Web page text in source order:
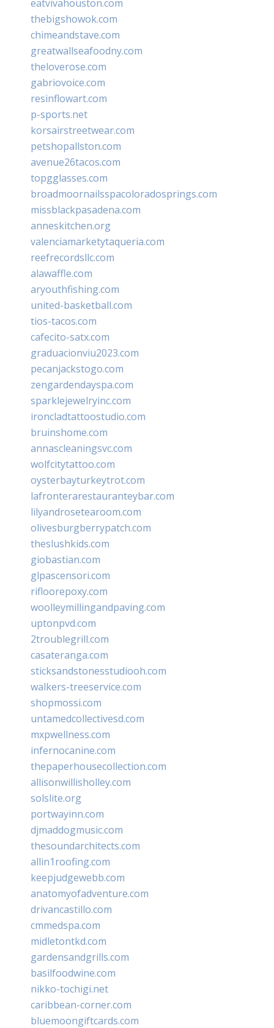
eatvivahouston.com
thebigshowok.com
chimeandstave.com
greatwallseafoodny.com
theloverose.com
gabriovoice.com
resinflowart.com
p-sports.net
korsairstreetwear.com
petshopallston.com
avenue26tacos.com
topgglasses.com
broadmoornailsspacoloradosprings.com
missblackpasadena.com
anneskitchen.org
valenciamarketytaqueria.com
reefrecordsllc.com
alawaffle.com
aryouthfishing.com
united-basketball.com
tios-tacos.com
cafecito-satx.com
graduacionviu2023.com
pecanjackstogo.com
zengardendayspa.com
sparklejewelryinc.com
ironcladtattoostudio.com
bruinshome.com
annascleaningsvc.com
wolfcitytattoo.com
oysterbayturkeytrot.com
lafronterarestauranteybar.com
lilyandrosetearoom.com
olivesburgberrypatch.com
theslushkids.com
giobastian.com
glpascensori.com
rifloorepoxy.com
woolleymillingandpaving.com
uptonpvd.com
2troublegrill.com
casateranga.com
sticksandstonesstudiooh.com
walkers-treeservice.com
shopmossi.com
untamedcollectivesd.com
mxpwellness.com
infernocanine.com
thepaperhousecollection.com
allisonwillisholley.com
solslite.org
portwayinn.com
djmaddogmusic.com
thesoundarchitects.com
allin1roofing.com
keepjudgewebb.com
anatomyofadventure.com
drivancastillo.com
cmmedspa.com
midletontkd.com
gardensandgrills.com
basilfoodwine.com
nikko-tochigi.net
caribbean-corner.com
bluemoongiftcards.com